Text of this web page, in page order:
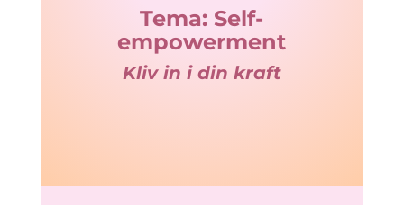
Tema: Self-
empowerment
Kliv in i din kraft